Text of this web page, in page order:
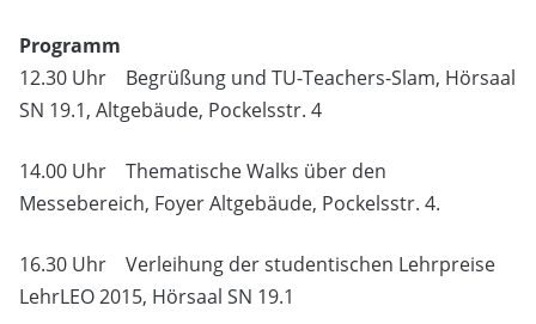
Programm
12.30 Uhr Begrüßung und TU-Teachers-Slam, Hörsaal
SN 19.1, Altgebäude, Pockelsstr. 4
14.00 Uhr Thematische Walks über den
Messebereich, Foyer Altgebäude, Pockelsstr. 4.
16.30 Uhr Verleihung der studentischen Lehrpreise
LehrLEO 2015, Hörsaal SN 19.1